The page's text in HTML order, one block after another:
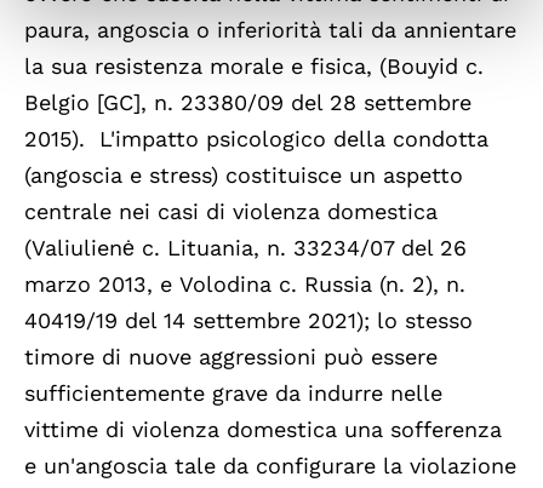
paura, angoscia o inferiorità tali da annientare
la sua resistenza morale e fisica, (Bouyid c.
Belgio [GC], n. 23380/09 del 28 settembre
2015). L'impatto psicologico della condotta
(angoscia e stress) costituisce un aspetto
centrale nei casi di violenza domestica
(Valiulienė c. Lituania, n. 33234/07 del 26
marzo 2013, e Volodina c. Russia (n. 2), n.
40419/19 del 14 settembre 2021); lo stesso
timore di nuove aggressioni può essere
sufficientemente grave da indurre nelle
vittime di violenza domestica una sofferenza
e un'angoscia tale da configurare la violazione